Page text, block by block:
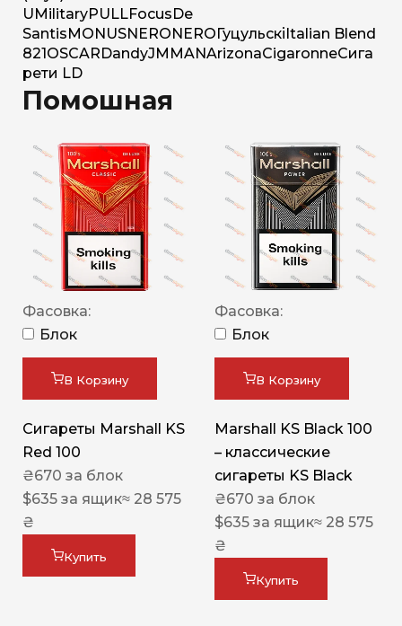
U MilitaryPULLFocus De
Santis MONUSNERO NERO Гуцульскі Italian Blend
821 OSCAR DandyJM MANArizonaCigaronneСига
рети LD
Помошная
Фасовка:
Блок
В Корзину
Сигареты Marshall KS
Red 100
₴670 за блок
$635 за ящик≈ 28 575
₴
Купить
Фасовка:
Блок
В Корзину
Marshall KS Black 100
– классические
сигареты KS Black
₴670 за блок
$635 за ящик≈ 28 575
₴
Купить